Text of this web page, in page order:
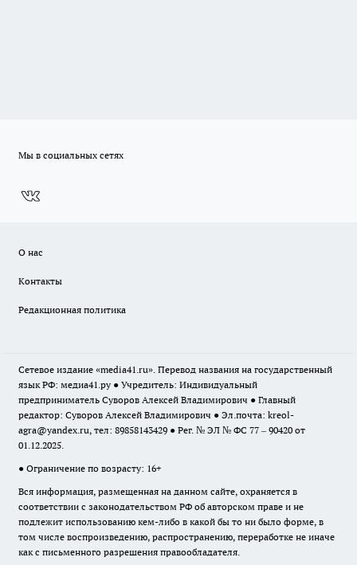
Мы в социальных сетях
О нас
Контакты
Редакционная политика
Сетевое издание «media41.ru». Перевод названия на государственный
язык РФ: медиа41.ру ● Учредитель: Индивидуальный
предприниматель Суворов Алексей Владимирович ● Главный
редактор: Суворов Алексей Владимирович ● Эл.почта: kreol-
agra@yandex.ru, тел: 89858143429 ● Рег. № ЭЛ № ФС 77 – 90420 от
01.12.2025.
● Ограничение по возрасту: 16+
Вся информация, размещенная на данном сайте, охраняется в
соответствии с законодательством РФ об авторском праве и не
подлежит использованию кем-либо в какой бы то ни было форме, в
том числе воспроизведению, распространению, переработке не иначе
как с письменного разрешения правообладателя.